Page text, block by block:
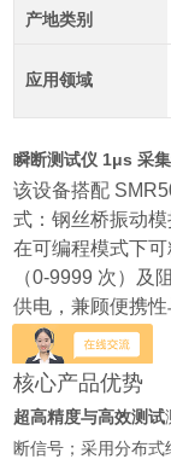
产地类别
应用领域
瞬断测试仪 1μs 采
该设备搭配
式：钢丝桥振动
在可编程模式下
（0-9999 次）
供电，兼顾便携
连接失效场景。
核心产品优势
超高精度与高效测试
断信号；采用分布